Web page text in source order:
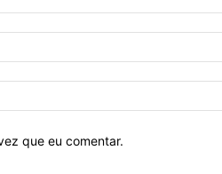
que eu comentar.